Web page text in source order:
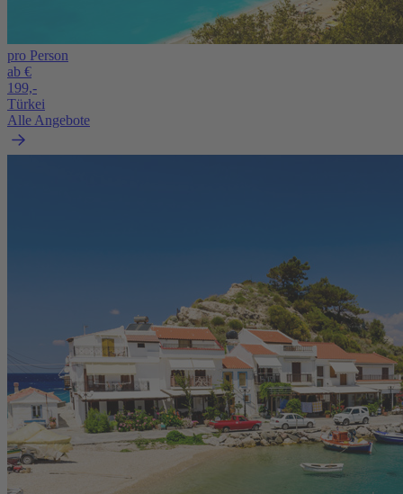
pro Person
ab €
199,-
Türkei
Alle Angebote